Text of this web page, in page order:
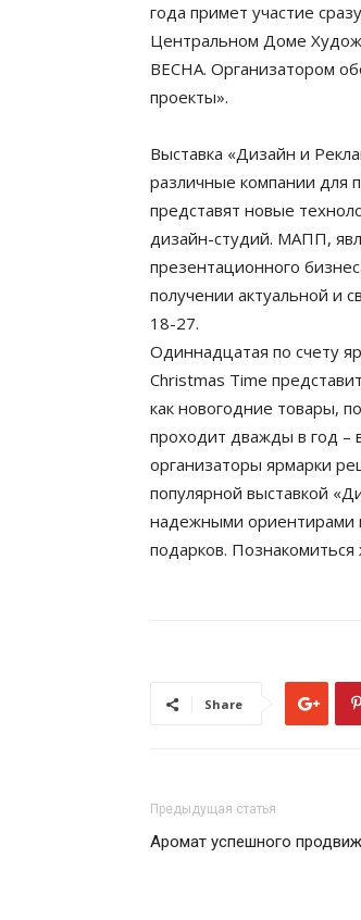
года примет участие
Центральном Доме
ВЕСНА. Организатором
проекты».
Выставка «Дизайн и
различные компании для
представят новые
дизайн-студий. МАПП,
презентационного
получении актуальной и
18-27.
Одиннадцатая по счету
Christmas Time
как новогодние товары,
проходит дважды в год –
организаторы ярмарки
популярной выставкой
надежными ориентирами
подарков.
Share
Предыдущая статья
Аромат успешного